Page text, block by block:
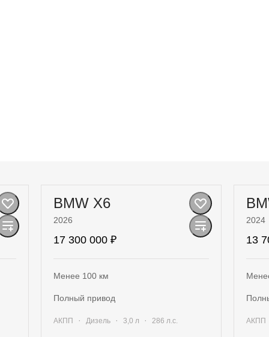
BMW X6
2026
17 300 000 ₽
Менее 100 км
полный привод
АКПП · Дизель· 3,0 л · 286 л.с.
2024
13
АКПП